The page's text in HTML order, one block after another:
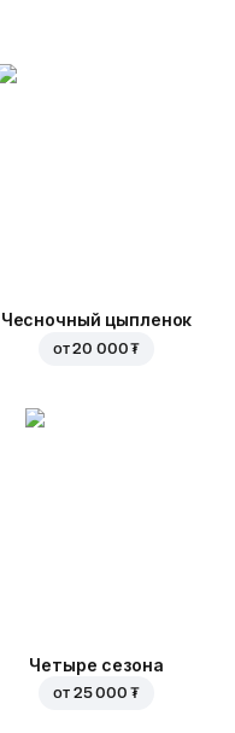
Чесночный цыпленок
от20 000 ₮
Четыре сезона
от 25 000 ₮